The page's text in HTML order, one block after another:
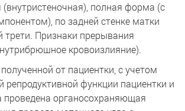
полная форма (с
по задней стенке матки
трети. Признаки прерывания
кровоизлияние).
от пациентки, с учетом
репродуктивной функции пациентки и
органосохраняющая